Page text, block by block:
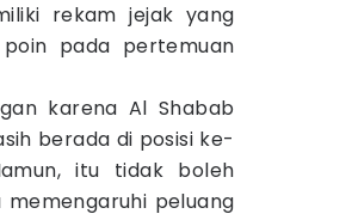
rekam jejak yang
pada pertemuan
karena Al Shabab
berada di posisi ke-
itu tidak boleh
peluang